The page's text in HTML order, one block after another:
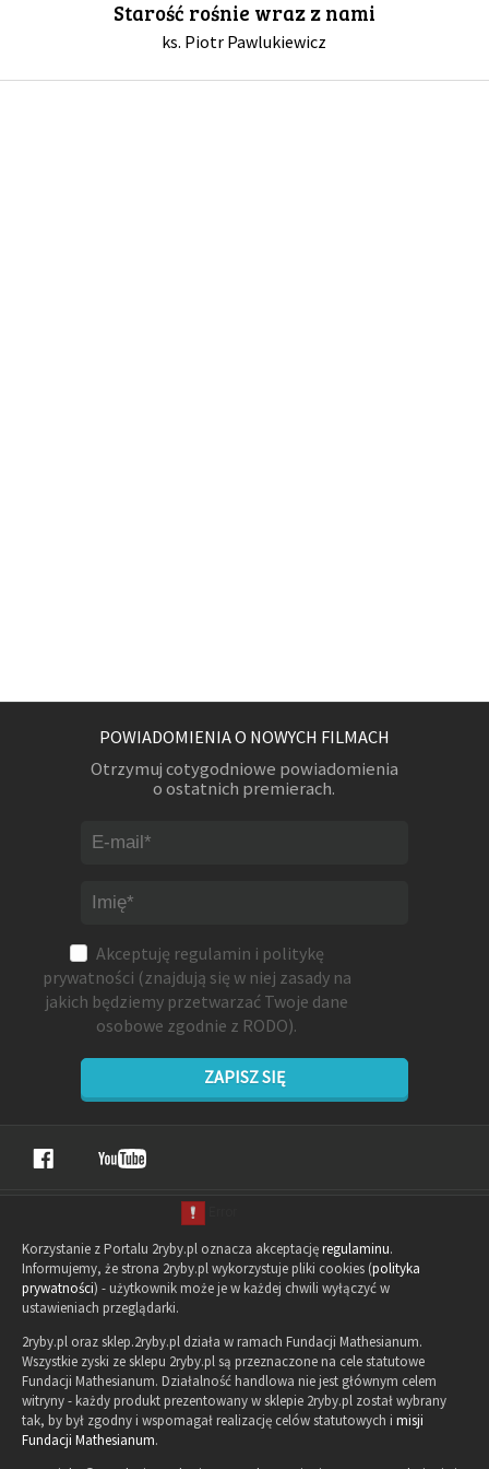
Starość rośnie wraz z nami
ks. Piotr Pawlukiewicz
POWIADOMIENIA O NOWYCH FILMACH
Otrzymuj cotygodniowe powiadomienia
o ostatnich premierach.
Akceptuję regulamin i politykę
prywatności (znajdują się w niej zasady na
jakich będziemy przetwarzać Twoje dane
osobowe zgodnie z RODO).
ZAPISZ SIĘ
Korzystanie z Portalu 2ryby.pl oznacza akceptacjęregulaminu.
Informujemy, że strona 2ryby.pl wykorzystuje pliki cookies (polityka
prywatności) - użytkownik może je w każdej chwili wyłączyć w
ustawieniach przeglądarki.
2ryby.pl oraz sklep.2ryby.pl działa w ramach Fundacji Mathesianum.
Wszystkie zyski ze sklepu 2ryby.pl są przeznaczone na cele statutowe
Fundacji Mathesianum. Działalność handlowa nie jest głównym celem
witryny - każdy produkt prezentowany w sklepie 2ryby.pl został wybrany
tak, by był zgodny i wspomagał realizację celów statutowych i misji
Fundacji Mathesianum.